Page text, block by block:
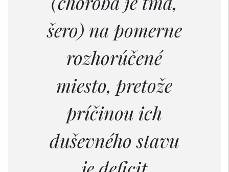
šero) na pomerne
rozhorúčené
miesto, pretože
príčinou ich
duševného stavu